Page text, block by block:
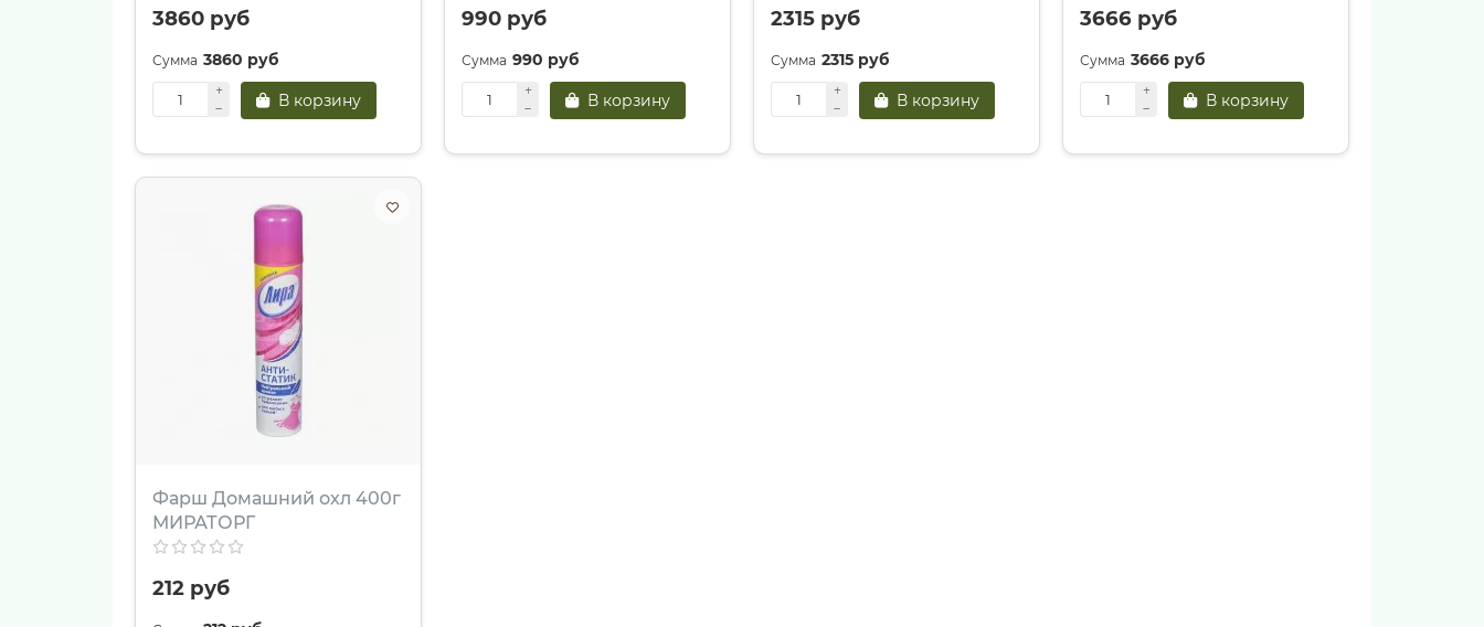
3860 руб
3860 руб
В корзину
990 руб
990 руб
В корзину
2315 руб
2315 руб
В корзину
3666 руб
3666 руб
В корзину
Фарш Домашний охл 400г
МИРАТОРГ
212 руб